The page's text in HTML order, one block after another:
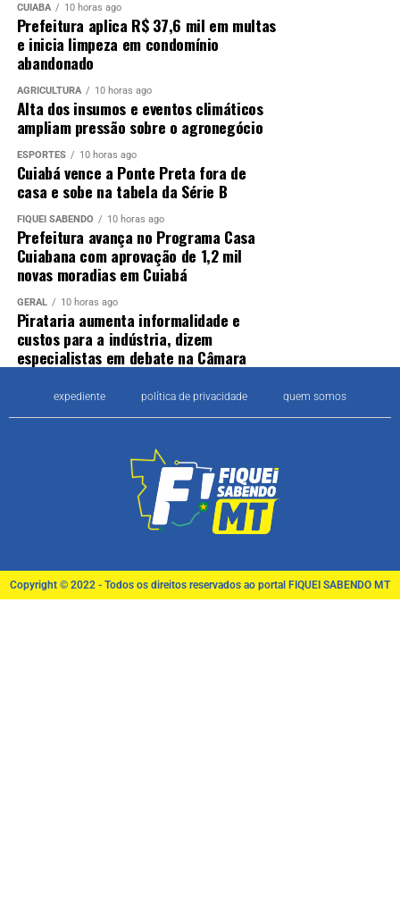
CUIABÁ 10 horas ago
Prefeitura aplica R$ 37,6 mil em multas
e inicia limpeza em condomínio
abandonado
AGRICULTURA 10 horas ago
Alta dos insumos e eventos climáticos
ampliam pressão sobre o agronegócio
ESPORTES 10 horas ago
Cuiabá vence a Ponte Preta fora de
casa e sobe na tabela da Série B
FIQUEI SABENDO 10 horas ago
Prefeitura avança no Programa Casa
Cuiabana com aprovação de 1,2 mil
novas moradias em Cuiabá
GERAL 10 horas ago
Pirataria aumenta informalidade e
custos para a indústria, dizem
especialistas em debate na Câmara
expediente política de privacidade quem somos
Copyright © 2022 - Todos os direitos reservados ao portal FIQUEI SABENDO MT